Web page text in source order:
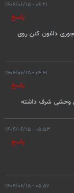
۰۴:۲۱ - ۱۴۰۴/۰۶/۱۵
پاسخ
داغون کنن روی
۰۴:۴۱ - ۱۴۰۴/۰۶/۱۵
پاسخ
وحشی شرف داشته
۰۵:۵۳ - ۱۴۰۴/۰۶/۱۵
پاسخ
۰۵:۵۷ - ۱۴۰۴/۰۶/۱۵